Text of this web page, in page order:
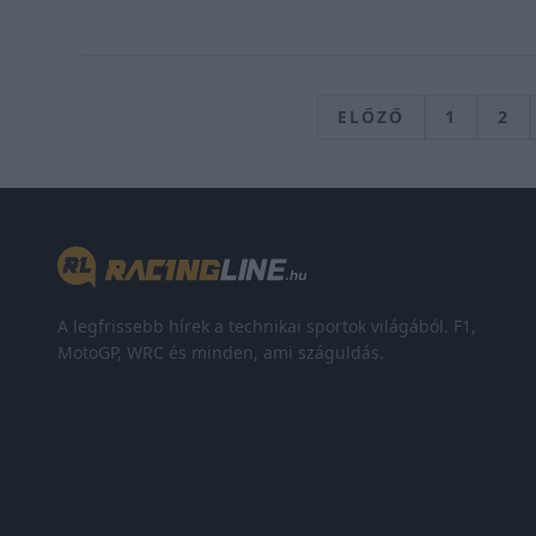
ELŐZŐ 1 2
A legfrissebb hírek a technikai sportok világából. F1,
MotoGP, WRC és minden, ami száguldás.